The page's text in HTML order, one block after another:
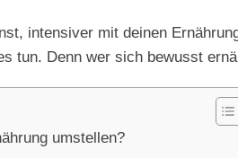
intensiver mit deinen
tun. Denn wer sich bewusst
umstellen?